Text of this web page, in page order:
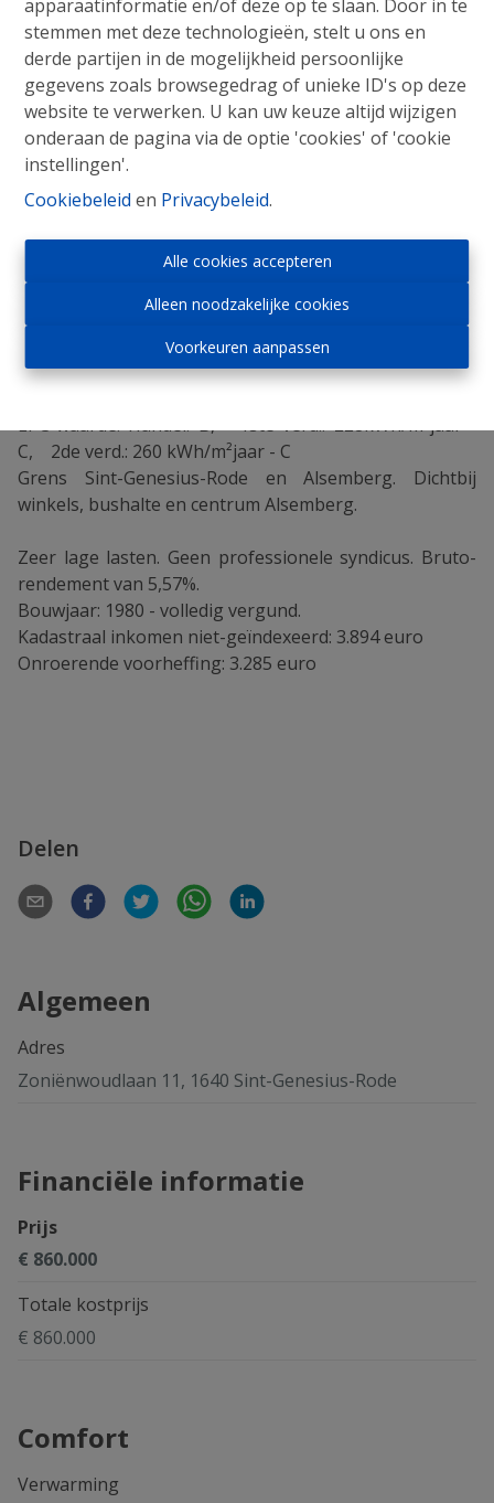
apparaatinformatie en/of deze op te slaan. Door in te
stemmen met deze technologieën, stelt u ons en
derde partijen in de mogelijkheid persoonlijke
gegevens zoals browsegedrag of unieke ID's op deze
website te verwerken. U kan uw keuze altijd wijzigen
onderaan de pagina via de optie 'cookies' of 'cookie
instellingen'.
Cookiebeleid en Privacybeleid.
Alle cookies accepteren
Alleen noodzakelijke cookies
Voorkeuren aanpassen
Handelsruimte, appartement 1ste verdieping,
appartement 2de verdieping.
Buitenmaten gebouw: 10m x 10m
Geen lift, aparte toegang voor de appartementen.
Er zijn ook 6 parkings inbegrepen (gelegen voor het
gebouw)
Bewoonbare oppervlakte appartementen: 2x 90m² + 2
privatieve kelders
Aantal slaapkamers: 4 (11, 17, 11 en 17m²): 2
slaapkamers per appartement
Beglazing: dubbel, aluminium
Centrale verwarming: aardgas recente
EPC-waarde: Handel: B,
1ste verd.: 228kWh/m²jaar -
C,
2de verd.: 260 kWh/m²jaar - C
Grens Sint-Genesius-Rode en Alsemberg. Dichtbij
winkels, bushalte en centrum Alsemberg.
Zeer lage lasten. Geen professionele syndicus. Bruto-
rendement van 5,57%.
Bouwjaar: 1980 - volledig vergund.
Kadastraal inkomen niet-geïndexeerd: 3.894 euro
Onroerende voorheffing: 3.285 euro
Delen
Algemeen
Adres
Zoniënwoudlaan 11, 1640 Sint-Genesius-Rode
Financiële informatie
Prijs
€ 860.000
Totale kostprijs
€ 860.000
Comfort
Verwarming